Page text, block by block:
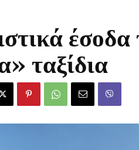
έσοδα
ταξίδια